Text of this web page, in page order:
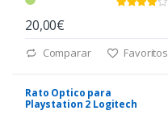
20,00€
Comparar Favoritos
Rato Optico para
Playstation 2 Logitech